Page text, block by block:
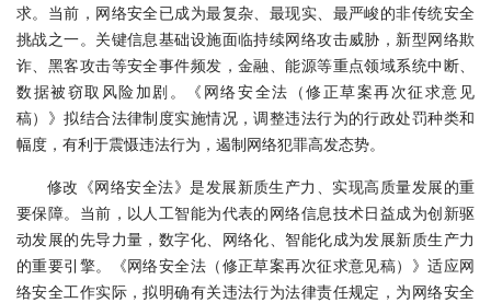
求。当前，网络安全已成为最复杂、最现实、最严峻的非传统安全
挑战之一。关键信息基础设施面临持续网络攻击威胁，新型网络欺
诈、黑客攻击等安全事件频发，金融、能源等重点领域系统中断、
数据被窃取风险加剧。《网络安全法（修正草案再次征求意见
稿）》拟结合法律制度实施情况，调整违法行为的行政处罚种类和
幅度，有利于震慑违法行为，遏制网络犯罪高发态势。
修改《网络安全法》是发展新质生产力、实现高质量发展的重
要保障。当前，以人工智能为代表的网络信息技术日益成为创新驱
动发展的先导力量，数字化、网络化、智能化成为发展新质生产力
的重要引擎。《网络安全法（修正草案再次征求意见稿）》适应网
络安全工作实际，拟明确有关违法行为法律责任规定，为网络安全